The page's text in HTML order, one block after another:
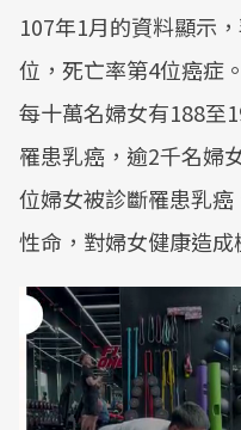
107年1月的資料顯示
位，死亡率第4位癌症
每十萬名婦女有188至
罹患乳癌，逾2千名婦
位婦女被診斷罹患乳
性命，對婦女健康造成